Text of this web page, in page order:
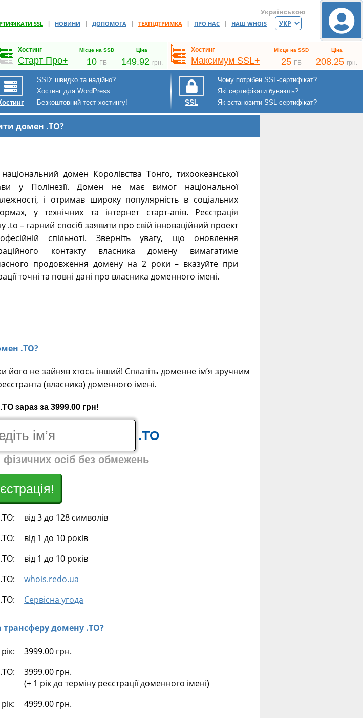
SSL | НОВИНИ | ДОПОМОГА | ТЕХПІДТРИМКА | ПРО НАС | НАШ WHOIS
Українською
Хостинг
Старт Про+
Місце на SSD Ціна
10 ГБ 149.92 грн.
Хостинг
Максимум SSL+
Місце на SSD Ціна
25 ГБ 208.25 грн.
SSD: швидко та надійно?
Хостинг для WordPress.
Безкоштовний тест хостингу!
SSL
Чому потрібен SSL-сертифікат?
Які сертифікати бувають?
Як встановити SSL-сертифікат?
домен .TO?
домен Королівства Тонго, тихоокеанської
у Полінезії. Домен не має вимог національної
і отримав широку популярність в соціальних
у технічних та інтернет старт-апів. Реєстрація
.to – гарний спосіб заявити про свій інноваційний проект
спільноті. Зверніть увагу, що оновлення
контакту власника домену вимагатиме
продовження домену на 2 роки – вказуйте при
точні та повні дані про власника доменного імені.
.TO?
його не зайняв хтось інший! Сплатіть доменне ім’я зручним
(власника) доменного імені.
зараз за 3999.00 грн!
.TO
осіб без обмежень
від 3 до 128 символів
від 1 до 10 років
від 1 до 10 років
whois.redo.ua
Сервісна угода
трансферу домену .TO?
3999.00 грн.
3999.00 грн.
(+ 1 рік до терміну реєстрації доменного імені)
4999.00 грн.